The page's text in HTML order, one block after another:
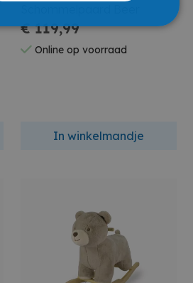
€ 119,99
Online op voorraad
In winkelmandje